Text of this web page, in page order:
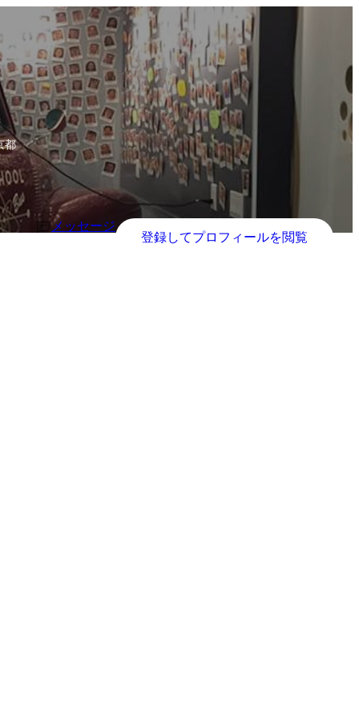
都
メッセージ
登録してプロフィールを閲覧